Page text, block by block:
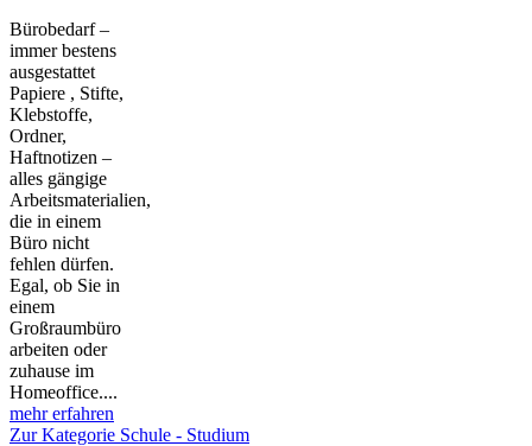
Bürobedarf –
immer bestens
ausgestattet
Papiere , Stifte,
Klebstoffe,
Ordner,
Haftnotizen –
alles gängige
Arbeitsmaterialien,
die in einem
Büro nicht
fehlen dürfen.
Egal, ob Sie in
einem
Großraumbüro
arbeiten oder
zuhause im
Homeoffice....
mehr erfahren
Zur Kategorie Schule - Studium